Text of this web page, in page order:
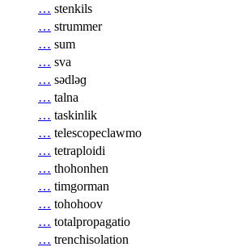
… stenkils
… strummer
… sum
… sva
… sədləɡ
… talna
… taskinlik
… telescopeclawmo
… tetraploidi
… thohonhen
… timgorman
… tohohoov
… totalpropagatio
… trenchisolation